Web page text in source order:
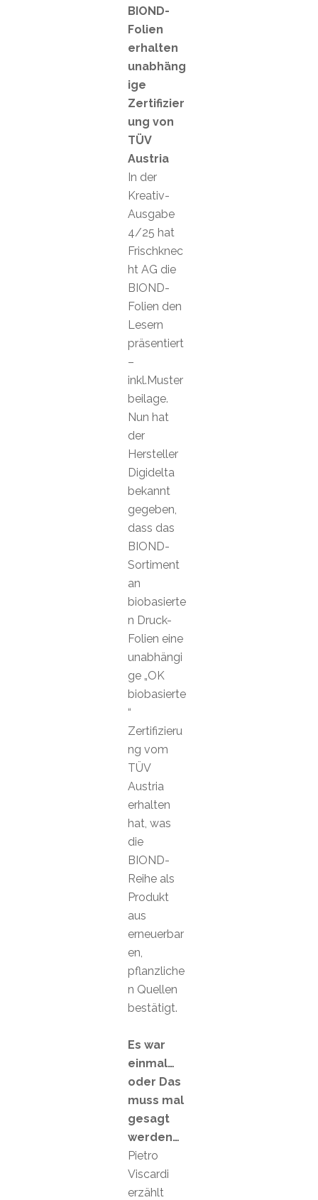
BIOND-
Folien
erhalten
unabhäng
ige
Zertifizier
ung von
TÜV
Austria
In der
Kreativ-
Ausgabe
4/25 hat
Frischknec
ht AG die
BIOND-
Folien den
Lesern
präsentiert
–
inkl.Muster
beilage.
Nun hat
der
Hersteller
Digidelta
bekannt
gegeben,
dass das
BIOND-
Sortiment
an
biobasierte
n Druck-
Folien eine
unabhängi
ge „OK
biobasierte
“
Zertifizieru
ng vom
TÜV
Austria
erhalten
hat, was
die
BIOND-
Reihe als
Produkt
aus
erneuerbar
en,
pflanzliche
n Quellen
bestätigt.
Es war
einmal…
oder Das
muss mal
gesagt
werden…
Pietro
Viscardi
erzählt